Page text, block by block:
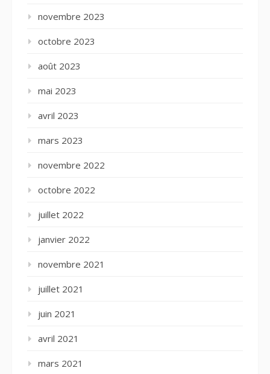
novembre 2023
octobre 2023
août 2023
mai 2023
avril 2023
mars 2023
novembre 2022
octobre 2022
juillet 2022
janvier 2022
novembre 2021
juillet 2021
juin 2021
avril 2021
mars 2021